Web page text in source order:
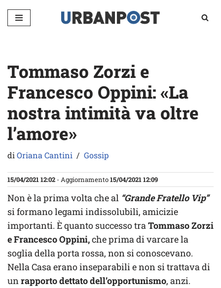
Vai
Tommaso Zorzi e
Francesco Oppini: «La
nostra intimità va oltre
l’amore»
diOriana Cantini Gossip
15/04/2021 12:02 - Aggiornamento15/04/2021 12:09
Non è la prima volta che al “Grande Fratello Vip”
si formano legami indissolubili, amicizie
importanti. È quanto successo traTommaso Zorzi
e Francesco Oppini,che prima di varcare la
soglia della porta rossa, non si conoscevano.
Nella Casa erano inseparabili e non si trattava di
unrapporto dettato dell’opportunismo, anzi.